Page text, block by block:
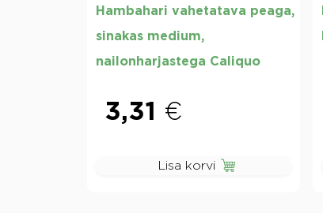
Hambahari vahetatava peaga,
sinakas medium,
nailonharjastega Caliquo
3,31 €
Lisa korvi